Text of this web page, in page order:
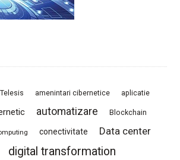
amenintari cibernetice aplicatie
automatizare Blockchain
conectivitate Data center
digital transformation